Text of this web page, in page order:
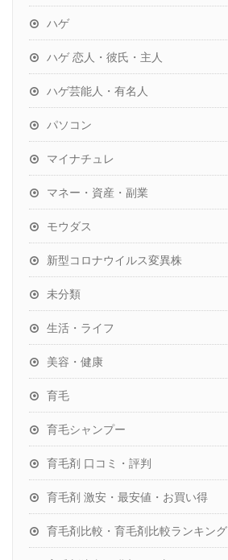
ハゲ
ハゲ 恋人・彼氏・主人
ハゲ芸能人・有名人
パソコン
マイナチュレ
マネー・資産・副業
モウダス
新型コロナウイルス変異株
未分類
生活・ライフ
美容・健康
育毛
育毛シャンプー
育毛剤 口コミ・評判
育毛剤 激安・最安値・お買い得
育毛剤比較・育毛剤比較ランキング